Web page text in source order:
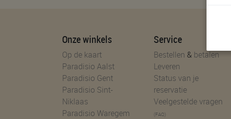
Onze winkels
Op de kaart
Paradisio Aalst
Paradisio Gent
Paradisio Sint-
Niklaas
Paradisio Waregem
Service
Bestellen & betalen
Leveren
Status van je
reservatie
Veelgestelde vragen
(FAQ)